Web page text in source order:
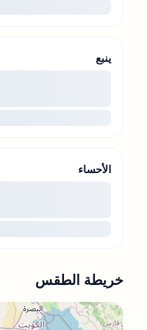
ينبع
الأحساء
خريطة الطقس